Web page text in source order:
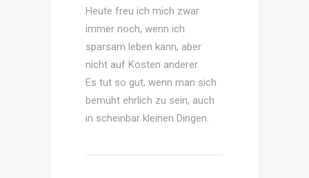
Heute freu ich mich zwar
immer noch, wenn ich
sparsam leben kann, aber
nicht auf Kosten anderer.
Es tut so gut, wenn man sich
bemüht ehrlich zu sein, auch
in scheinbar kleinen Dingen.